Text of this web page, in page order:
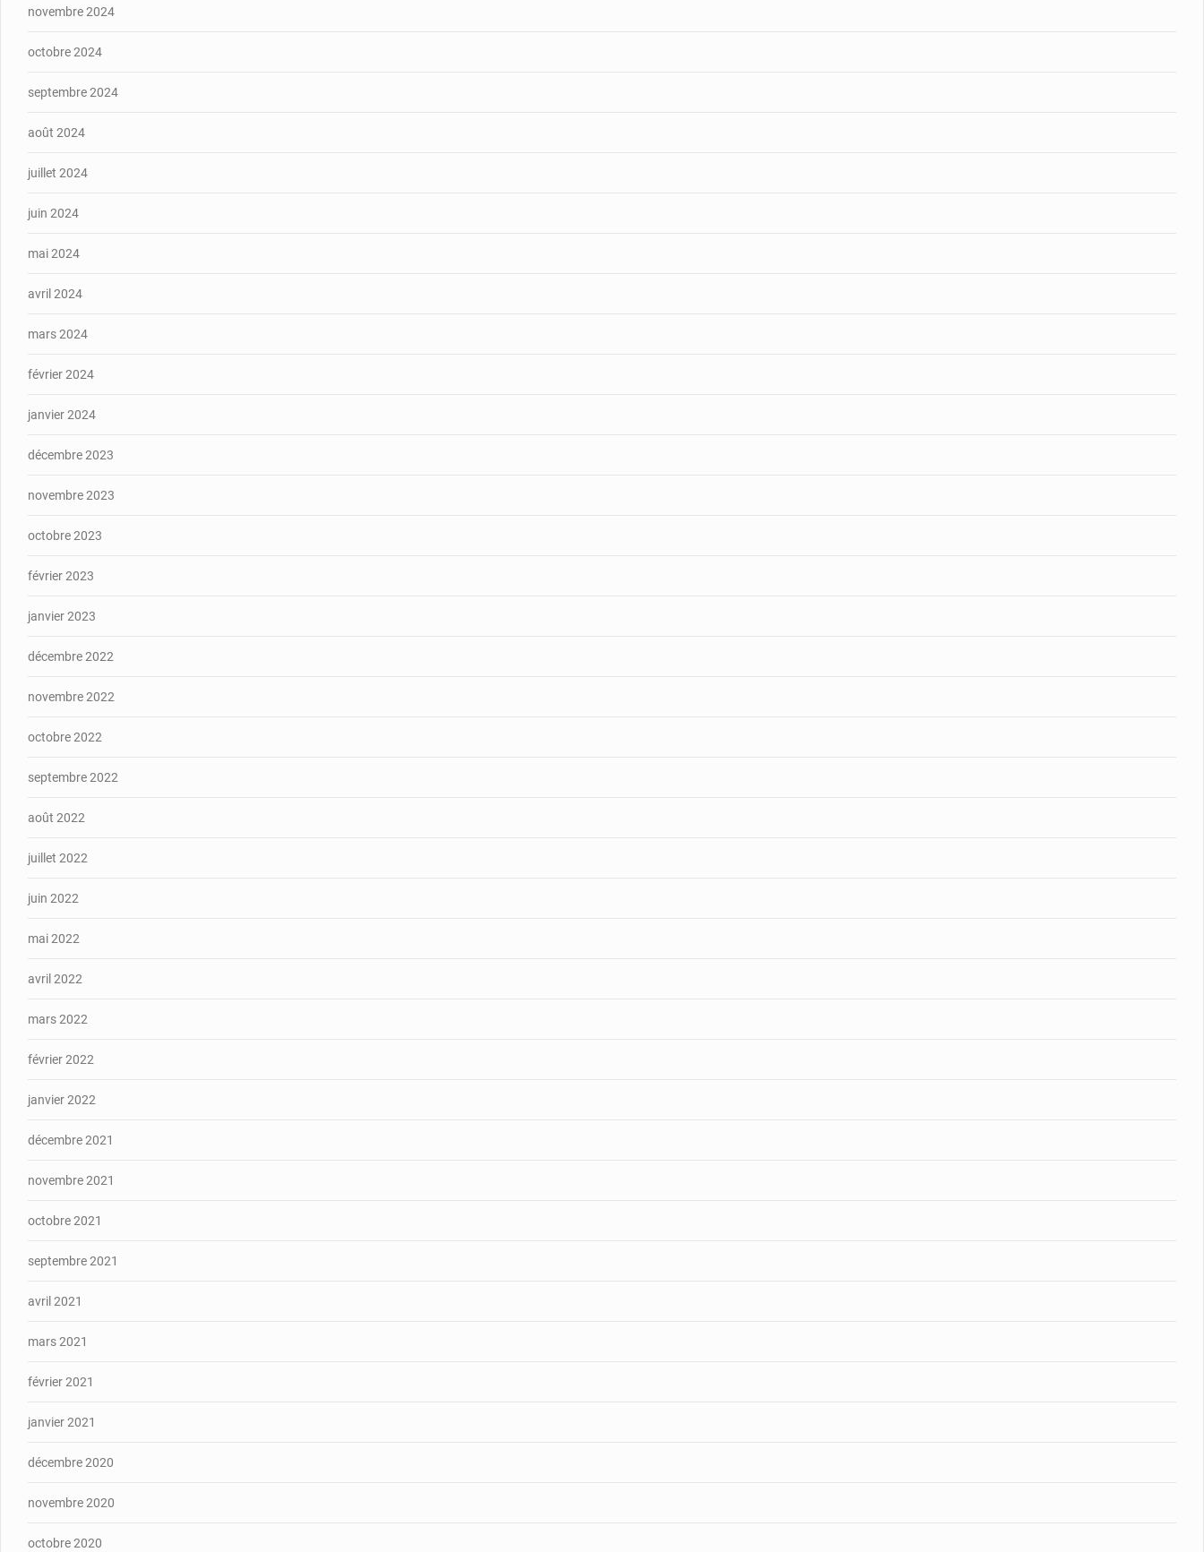
novembre 2024
octobre 2024
septembre 2024
août 2024
juillet 2024
juin 2024
mai 2024
avril 2024
mars 2024
février 2024
janvier 2024
décembre 2023
novembre 2023
octobre 2023
février 2023
janvier 2023
décembre 2022
novembre 2022
octobre 2022
septembre 2022
août 2022
juillet 2022
juin 2022
mai 2022
avril 2022
mars 2022
février 2022
janvier 2022
décembre 2021
novembre 2021
octobre 2021
septembre 2021
avril 2021
mars 2021
février 2021
janvier 2021
décembre 2020
novembre 2020
octobre 2020